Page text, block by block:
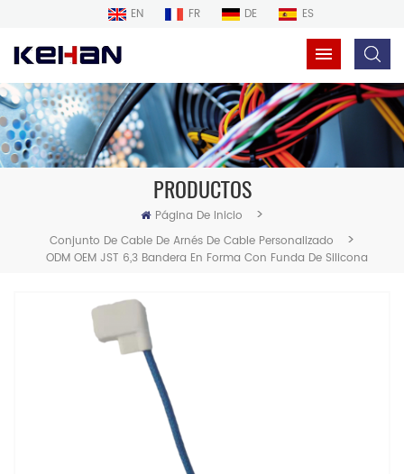
EN FR DE ES
PRODUCTOS
Página De Inicio >
Conjunto De Cable De Arnés De Cable Personalizado >
ODM OEM JST 6,3 Bandera En Forma Con Funda De Silicona